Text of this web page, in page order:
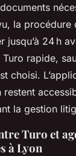
la procédure
jusqu’à 24 h
Turo rapide,
choisi.
restent
la gestion
Turo et
à Lyon